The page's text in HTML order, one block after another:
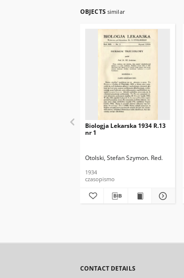
OBJECTS similar
Biologja Lekarska 1934 R.13
nr 1
Otolski, Stefan Szymon. Red.
1934
czasopismo
CONTACT DETAILS